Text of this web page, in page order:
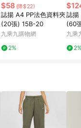
之商品規格、
不符，以銷售網
$58 (降$22)
誌揚 A4 PP法色資料夾
(20張) 15B-20
九乘九購物網
2%
誌揚
(60
九乘